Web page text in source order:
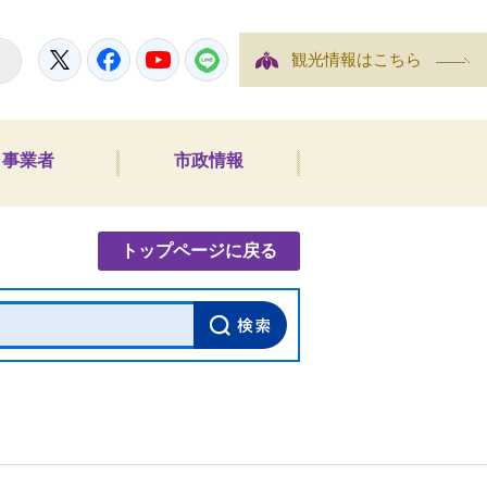
TwitterFacebookYouTubeLINE 観光情報はこちら
事業者 市政情報
トップページに戻る